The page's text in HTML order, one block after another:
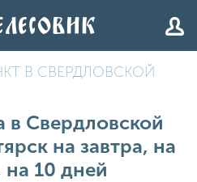
В СВЕРДЛОВСКОЙ
в Свердловской
на завтра, на
10 дней